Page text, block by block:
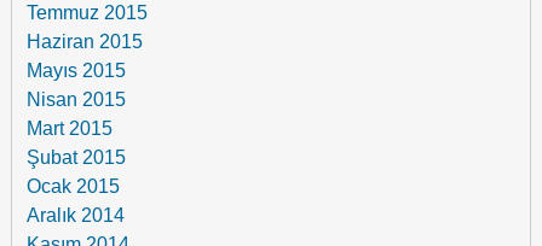
Temmuz 2015
Haziran 2015
Mayıs 2015
Nisan 2015
Mart 2015
Şubat 2015
Ocak 2015
Aralık 2014